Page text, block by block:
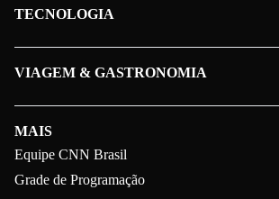
MAIS
Equipe CNN Brasil
Grade de Programação
TECNOLOGIA
VIAGEM & GASTRONOMIA